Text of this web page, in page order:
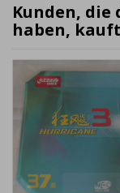
Kunden,
haben,